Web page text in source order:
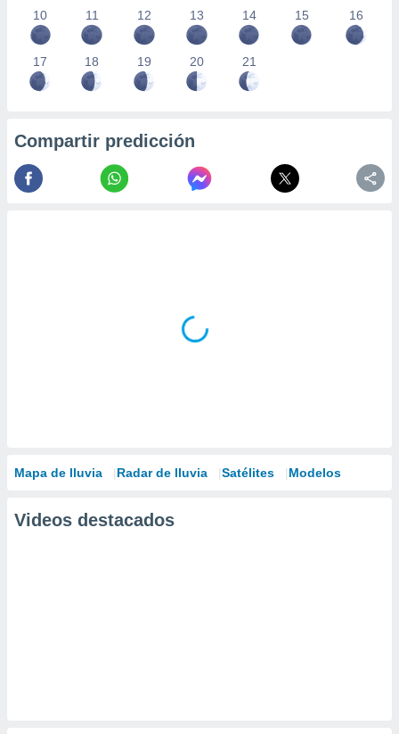
10 11 12 13 14 15 16
17 18 19 20 21
Compartir predicción
Mapa de lluvia Radar de lluvia Satélites Modelos
Videos destacados